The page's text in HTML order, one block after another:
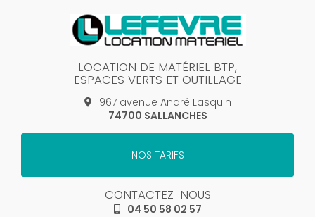
LOCATION DE MATÉRIEL BTP,
ESPACES VERTS ET OUTILLAGE
967 avenue André Lasquin
74700 SALLANCHES
NOS TARIFS
CONTACTEZ-NOUS
04 50 58 02 57